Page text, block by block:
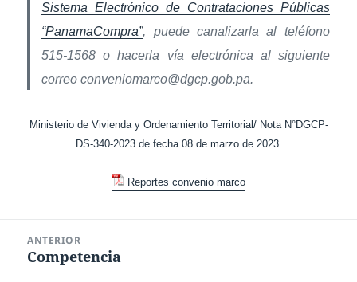
Sistema Electrónico de Contrataciones Públicas
“PanamaCompra”, puede canalizarla al teléfono
515-1568 o hacerla vía electrónica al siguiente
correo conveniomarco@dgcp.gob.pa.
Ministerio de Vivienda y Ordenamiento Territorial/ Nota N°DGCP-
DS-340-2023 de fecha 08 de marzo de 2023.
Reportes convenio marco
entradas
ANTERIOR
Entrada
Competencia